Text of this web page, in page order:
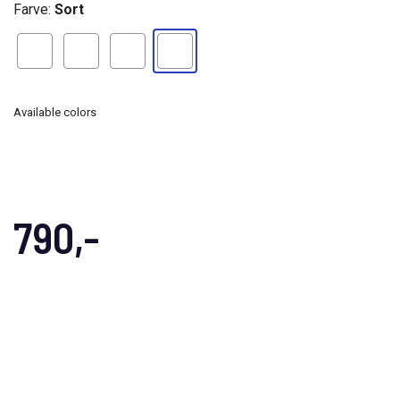
790,-
Farve: Sort
Available colors